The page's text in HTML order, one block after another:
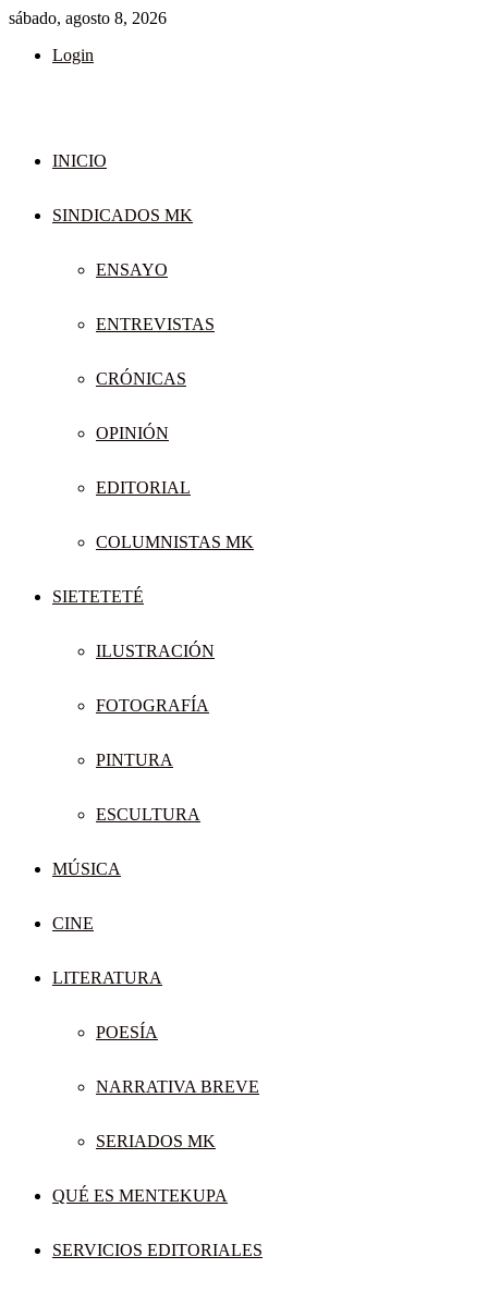
sábado, agosto 8, 2026
Login
INICIO
SINDICADOS MK
ENSAYO
ENTREVISTAS
CRÓNICAS
OPINIÓN
EDITORIAL
COLUMNISTAS MK
SIETETETÉ
ILUSTRACIÓN
FOTOGRAFÍA
PINTURA
ESCULTURA
MÚSICA
CINE
LITERATURA
POESÍA
NARRATIVA BREVE
SERIADOS MK
QUÉ ES MENTEKUPA
SERVICIOS EDITORIALES